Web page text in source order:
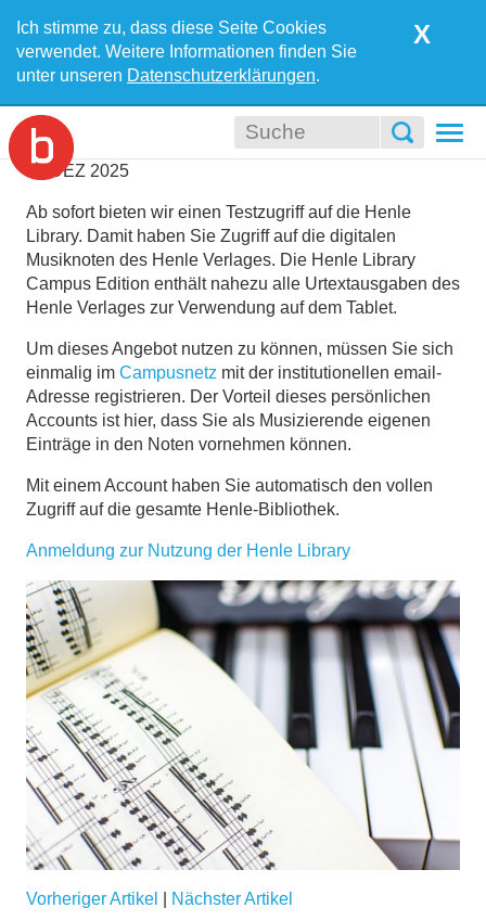
Ich stimme zu, dass diese Seite Cookies
verwendet. Weitere Informationen finden Sie
unter unseren Datenschutzerklärungen.
X
DEZ 2025
Ab sofort bieten wir einen Testzugriff auf die Henle
Library. Damit haben Sie Zugriff auf die digitalen
Musiknoten des Henle Verlages. Die Henle Library
Campus Edition enthält nahezu alle Urtextausgaben des
Henle Verlages zur Verwendung auf dem Tablet.
Um dieses Angebot nutzen zu können, müssen Sie sich
einmalig im Campusnetz mit der institutionellen email-
Adresse registrieren. Der Vorteil dieses persönlichen
Accounts ist hier, dass Sie als Musizierende eigenen
Einträge in den Noten vornehmen können.
Mit einem Account haben Sie automatisch den vollen
Zugriff auf die gesamte Henle-Bibliothek.
Anmeldung zur Nutzung der Henle Library
Vorheriger Artikel Nächster Artikel